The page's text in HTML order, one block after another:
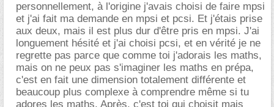
personnellement, à l'origine j'avais choisi de faire mpsi
et j'ai fait ma demande en mpsi et pcsi. Et j'étais prise
aux deux, mais il est plus dur d'être pris en mpsi. J'ai
longuement hésité et j'ai choisi pcsi, et en vérité je ne
regrette pas parce que comme toi j'adorais les maths,
mais on ne peux pas s'imaginer les maths en prépa,
c'est en fait une dimension totalement différente et
beaucoup plus complexe à comprendre même si tu
adores les maths. Après, c'est toi qui choisit mais